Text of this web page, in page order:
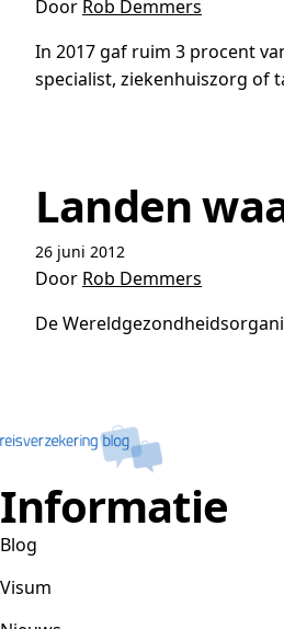
Door Rob Demmers
In 2017 gaf ruim 3 procent
specialist, ziekenhuiszorg of
Landen
26 juni 2012
Door Rob Demmers
De
Informatie
Blog
Visum